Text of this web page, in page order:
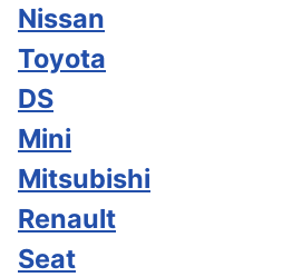
Nissan
Toyota
DS
Mini
Mitsubishi
Renault
Seat